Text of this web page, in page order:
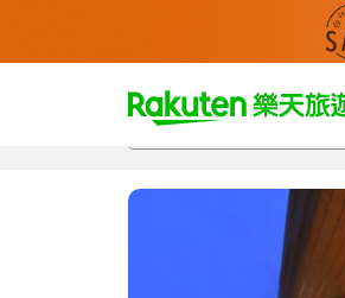
t
p
a
總覽客房與方案評語特點設施